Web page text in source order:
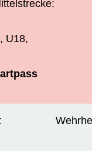
U18,